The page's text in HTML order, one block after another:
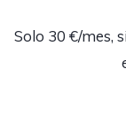
Solo 30 €/mes,